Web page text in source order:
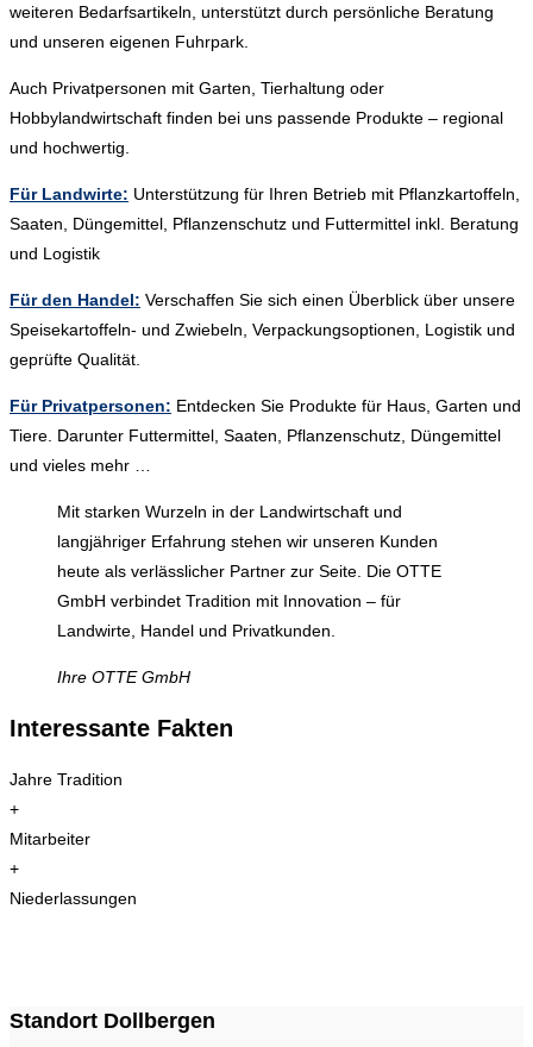
weiteren Bedarfsartikeln, unterstützt durch persönliche Beratung
und unseren eigenen Fuhrpark.
Auch Privatpersonen mit Garten, Tierhaltung oder
Hobbylandwirtschaft finden bei uns passende Produkte – regional
und hochwertig.
Für Landwirte: Unterstützung für Ihren Betrieb mit Pflanzkartoffeln,
Saaten, Düngemittel, Pflanzenschutz und Futtermittel inkl. Beratung
und Logistik
Für den Handel: Verschaffen Sie sich einen Überblick über unsere
Speisekartoffeln- und Zwiebeln, Verpackungsoptionen, Logistik und
geprüfte Qualität.
Für Privatpersonen: Entdecken Sie Produkte für Haus, Garten und
Tiere. Darunter Futtermittel, Saaten, Pflanzenschutz, Düngemittel
und vieles mehr …
Mit starken Wurzeln in der Landwirtschaft und
langjähriger Erfahrung stehen wir unseren Kunden
heute als verlässlicher Partner zur Seite. Die OTTE
GmbH verbindet Tradition mit Innovation – für
Landwirte, Handel und Privatkunden.
Ihre OTTE GmbH
Interessante Fakten
Jahre Tradition
+
Mitarbeiter
+
Niederlassungen
Standort Dollbergen